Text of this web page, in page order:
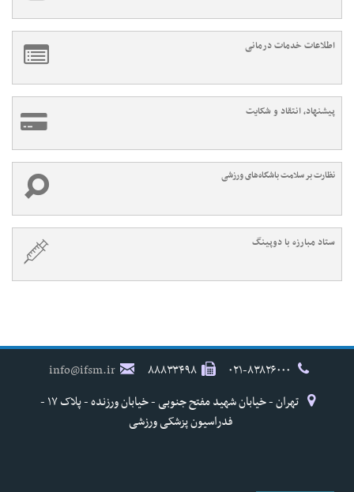
اطلاعات خدمات درمانی
پیشنهاد، انتقاد و شکایت
نظارت بر سلامت باشگاه‌های ورزشی
ستاد مبارزه با دوپینگ
۸۸۸۳۳۴۹۸
info@ifsm.ir
تهران - خیابان شهید مفتح جنوبی - خیابان ورزنده - پلاک ۱۷ -
فدراسیون پزشکی ورزشی